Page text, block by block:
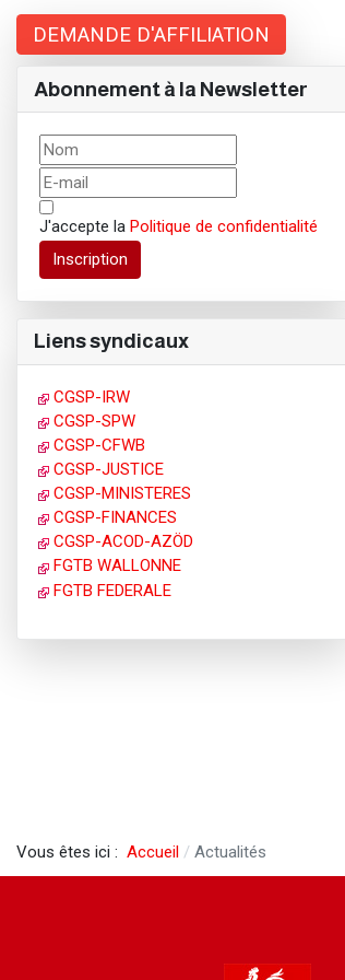
DEMANDE D'AFFILIATION
Abonnement à la Newsletter
J'accepte la Politique de confidentialité
Inscription
Liens syndicaux
CGSP-IRW
CGSP-SPW
CGSP-CFWB
CGSP-JUSTICE
CGSP-MINISTERES
CGSP-FINANCES
CGSP-ACOD-AZÖD
FGTB WALLONNE
FGTB FEDERALE
Vous êtes ici : Accueil Actualités